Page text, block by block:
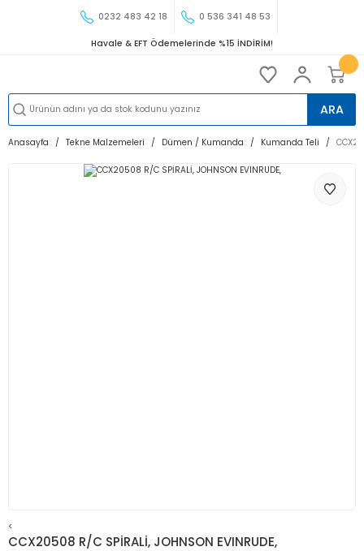
0232 483 42 18 0 536 341 48 53
Havale & EFT Ödemelerinde %15 İNDİRİM!
ARA
Anasayfa Tekne Malzemeleri Dümen / Kumanda Kumanda Teli
<
CCX20508 R/C SPİRALİ, JOHNSON EVINRUDE,